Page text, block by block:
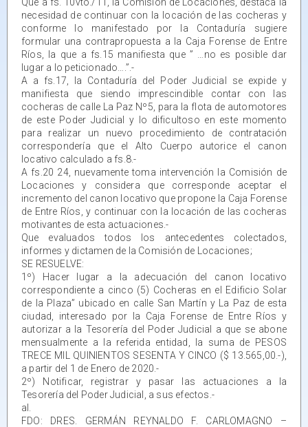
necesidad de continuar con la locación de las cocheras y
conforme lo manifestado por la Contaduría sugiere
formular una contrapropuesta a la Caja Forense de Entre
Ríos, la que a fs.15 manifiesta que ” …no es posible dar
lugar a lo peticionado….”.-
A a fs.17, la Contaduría del Poder Judicial se expide y
manifiesta que siendo imprescindible contar con las
cocheras de calle La Paz Nº5, para la flota de automotores
de este Poder Judicial y lo dificultoso en este momento
para realizar un nuevo procedimiento de contratación
correspondería que el Alto Cuerpo autorice el canon
locativo calculado a fs.8.-
A fs.20 24, nuevamente toma intervención la Comisión de
Locaciones y considera que corresponde aceptar el
incremento del canon locativo que propone la Caja Forense
de Entre Ríos, y continuar con la locación de las cocheras
motivantes de esta actuaciones.-
Que evaluados todos los antecedentes colectados,
informes y dictamen de la Comisión de Locaciones;
SE RESUELVE:
1º) Hacer lugar a la adecuación del canon locativo
correspondiente a cinco (5) Cocheras en el Edificio Solar
de la Plaza” ubicado en calle San Martín y La Paz de esta
ciudad, interesado por la Caja Forense de Entre Ríos y
autorizar a la Tesorería del Poder Judicial a que se abone
mensualmente a la referida entidad, la suma de PESOS
TRECE MIL QUINIENTOS SESENTA Y CINCO ($ 13.565,00.-),
a partir del 1 de Enero de 2020.-
2º) Notificar, registrar y pasar las actuaciones a la
Tesorería del Poder Judicial, a sus efectos.-
al.
FDO: DRES. GERMÁN REYNALDO F. CARLOMAGNO –